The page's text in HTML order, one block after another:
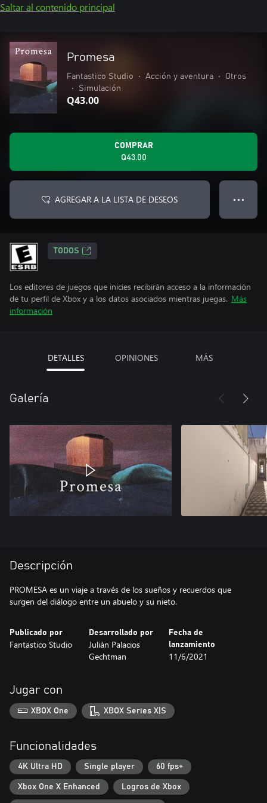
Saltar al contenido principal
Promesa
Fantastico Studio • Acción y aventura •
Otros
•
Simulación
Q43.00
COMPRAR
Q43.00
AGREGAR A LA LISTA DE DESEOS ● ● ●
TODOS
Los editores de juegos que inicies recibirán acceso a la información
de tu perfil de Xbox y a los datos asociados mientras juegas. Más
información
DETALLES OPINIONES MÁS
Galería
Descripción
PROMESA es un viaje a través de los sueños y recuerdos que
surgen del diálogo entre un abuelo y su nieto.
Publicado por
Fantastico Studio
Desarrollado por
Julián Palacios
Gechtman
Fecha de
lanzamiento
11/6/2021
Jugar con
XBOX One XBOX Series X|S
Funcionalidades
4K Ultra HD Single player 60 fps+
Xbox One X Enhanced Logros de Xbox